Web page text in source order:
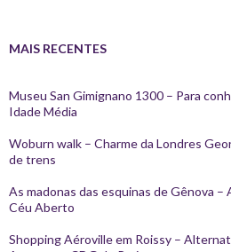
MAIS RECENTES
Museu San Gimignano 1300 – Para
Idade Média
Woburn walk – Charme da Londres
de trens
As madonas das esquinas de Gênova –
Céu Aberto
Shopping Aéroville em Roissy –